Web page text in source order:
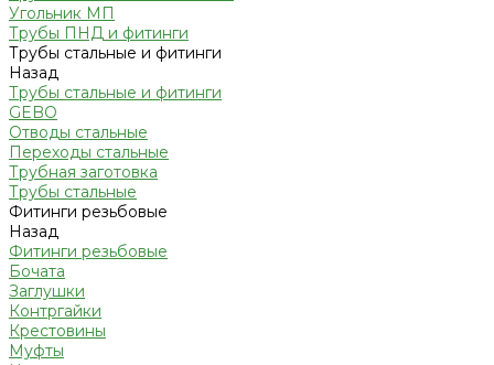
Угольник МП
Трубы ПНД и фитинги
Трубы стальные и фитинги
Назад
Трубы стальные и фитинги
GEBO
Отводы стальные
Переходы стальные
Трубная заготовка
Трубы стальные
Фитинги резьбовые
Назад
Фитинги резьбовые
Бочата
Заглушки
Контргайки
Крестовины
Муфты